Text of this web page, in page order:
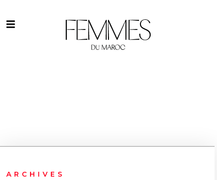
ARCHIVES